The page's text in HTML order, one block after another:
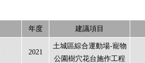
年度 建議項目
2021
土城區綜合運動場-寵物
公園樹穴花台施作工程